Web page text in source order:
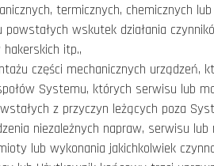
termicznych, chemicznych
wskutek działania
itp.,
części mechanicznych urządzeń,
Systemu, których serwisu lub
z przyczyn leżących poza
niezależnych napraw, serwisu
lub wykonania jakichkolwiek